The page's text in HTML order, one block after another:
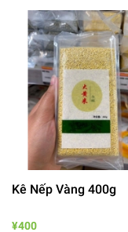
Kê Nếp Vàng 400g
¥400